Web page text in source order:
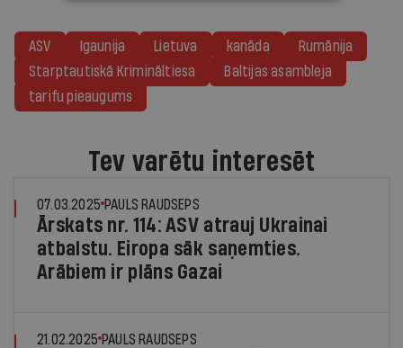
ASV Igaunija Lietuva kanāda
Rumānija
Starptautiskā Krimināltiesa
Baltijas asambleja
tarifu pieaugums
Tev varētu interesēt
07.03.2025 PAULS RAUDSEPS
Ārskats nr. 114: ASV atrauj Ukrainai
atbalstu. Eiropa sāk saņemties.
Arābiem ir plāns Gazai
21.02.2025 PAULS RAUDSEPS